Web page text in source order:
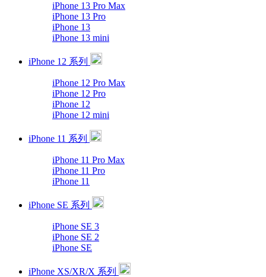
iPhone 13 Pro Max
iPhone 13 Pro
iPhone 13
iPhone 13 mini
iPhone 12 系列
iPhone 12 Pro Max
iPhone 12 Pro
iPhone 12
iPhone 12 mini
iPhone 11 系列
iPhone 11 Pro Max
iPhone 11 Pro
iPhone 11
iPhone SE 系列
iPhone SE 3
iPhone SE 2
iPhone SE
iPhone XS/XR/X 系列